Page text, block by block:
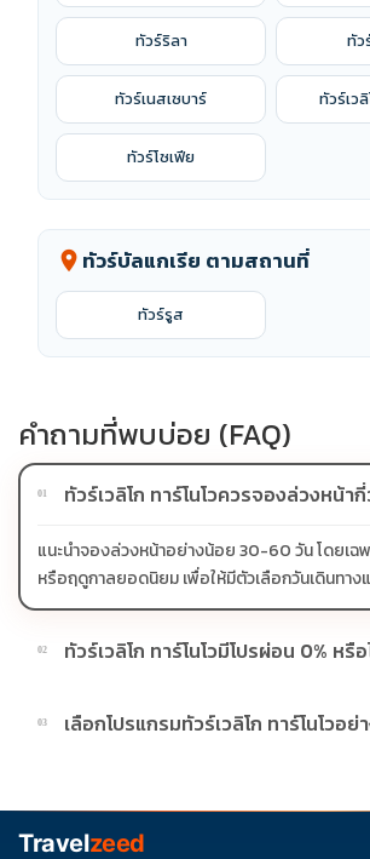
ทัวร์ริลา ทัว
ทัวร์เนสเซบาร์ ทัวร์เว
ทัวร์โซเฟีย
location_on ทัวร์บัลแกเรีย ตามสถานที่
ทัวร์รูส
คำถามที่พบบ่อย (FAQ)
01 ทัวร์เวลิโก ทาร์โนโวควรจองล่วงหน้า
แนะนำจองล่วงหน้าอย่างน้อย 30-60 วัน โดยเฉ
หรือฤดูกาลยอดนิยม เพื่อให้มีตัวเลือกวันเดินทางแ
02 ทัวร์เวลิโก ทาร์โนโวมีโปรผ่อน 0% หรือ
บางโปรแกรมมีโปรผ่อน 0% หรือโปรโมชั่นบัตรเ
บริษัทกำหนด สามารถดูสัญลักษณ์โปรโมชั่นในราย
03 เลือกโปรแกรมทัวร์เวลิโก ทาร์โนโวอย่
ช่วงราคา ไม่ควรเทียบจากราคาต่ำสุดเพียงอย่าง
Travelzeed